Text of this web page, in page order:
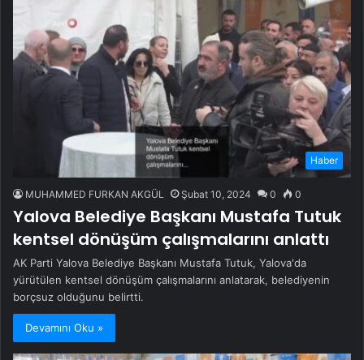
Haber
MUHAMMED FURKAN AKGÜL Şubat 10, 2024 0 0
Yalova Belediye Başkanı Mustafa Tutuk
kentsel dönüşüm çalışmalarını anlattı
AK Parti Yalova Belediye Başkanı Mustafa Tutuk, Yalova'da
yürütülen kentsel dönüşüm çalışmalarını anlatarak, belediyenin
borçsuz olduğunu belirtti.
Devamını Oku »